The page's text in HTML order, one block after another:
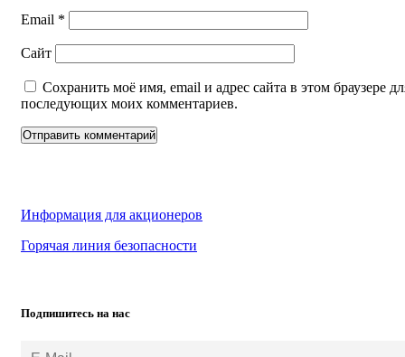
Email *
Сайт
Сохранить моё имя, email и адрес сайта в этом браузере
последующих моих комментариев.
Информация для акционеров
Горячая линия безопасности
Подпишитесь на нас